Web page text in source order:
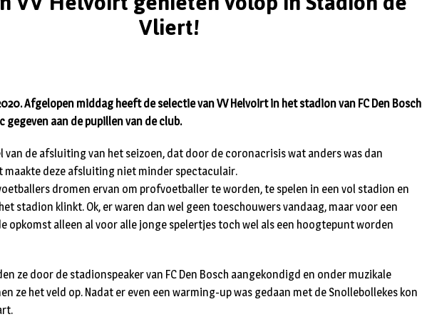
Vliert!
Afgelopen middag heeft de selectie van VV Helvoirt in het stadion van FC Den Bosch
aan de pupillen van de club.
van de afsluiting van het seizoen, dat door de coronacrisis wat anders was dan
maakte deze afsluiting niet minder spectaculair.
dromen ervan om profvoetballer te worden, te spelen in een vol stadion en
stadion klinkt. Ok, er waren dan wel geen toeschouwers vandaag, maar voor een
opkomst alleen al voor alle jonge spelertjes toch wel als een hoogtepunt worden
ze door de stadionspeaker van FC Den Bosch aangekondigd en onder muzikale
ze het veld op. Nadat er even een warming-up was gedaan met de Snollebollekes kon